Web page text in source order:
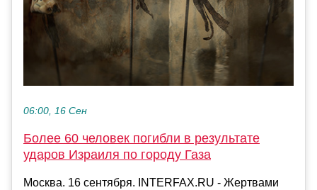
06:00, 16 Сен
Более 60 человек погибли в результате
ударов Израиля по городу Газа
Москва. 16 сентября. INTERFAX.RU - Жертвами